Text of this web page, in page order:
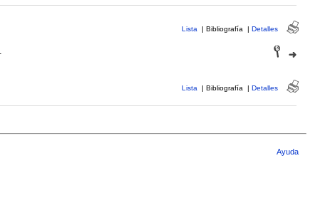
Lista | Bibliografía | Detalles
Lista | Bibliografía | Detalles
Ayuda